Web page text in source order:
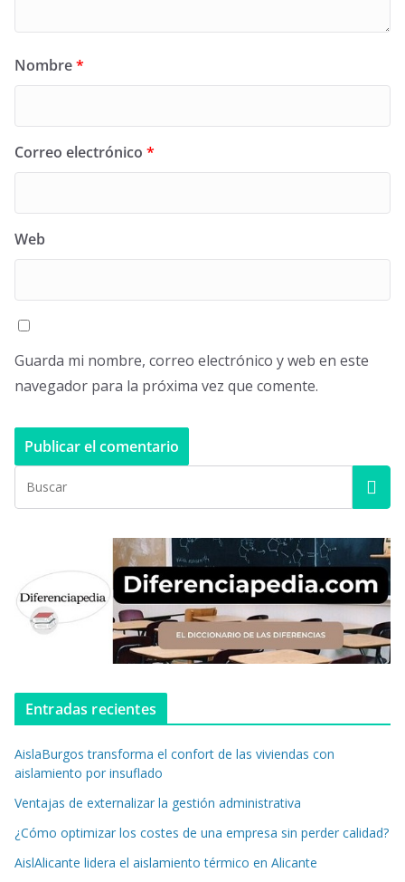
Nombre*
Correo electrónico *
Web
Guarda mi nombre, correo electrónico y web en este
navegador para la próxima vez que comente.
Entradas recientes
AislaBurgos transforma el confort de las viviendas con
aislamiento por insuflado
Ventajas de externalizar la gestión administrativa
¿Cómo optimizar los costes de una empresa sin perder calidad?
AislAlicante lidera el aislamiento térmico en Alicante